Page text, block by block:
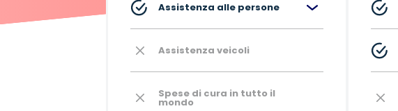
Assistenza alle persone
Assistenza veicoli
Spese di cura in tutto il
mondo